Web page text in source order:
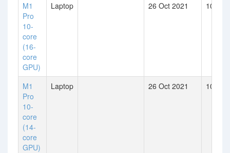
M1
Pro
10-
core
(16-
core
GPU)
Laptop 26 Oct 2021 10
M1
Pro
10-
core
(14-
core
GPU)
Laptop 26 Oct 2021 10